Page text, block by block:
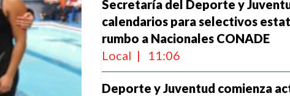
Secretaría del Deporte y
calendarios para selectivos
rumbo a Nacionales CONADE
Local | 11:06
Deporte y Juventud comienza